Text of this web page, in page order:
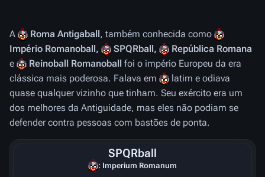
A Roma Antigaball, também conhecida como
Império Romanoball,
SPQRball,
República Romana
e
Reinoball Romanoball foi o império Europeu da era
clássica mais poderosa. Falava em
latim e odiava
quase qualquer vizinho que tinham. Seu exército era um
dos melhores da Antiguidade, mas eles não podiam se
defender contra pessoas com bastões de ponta.
SPQRball
: Imperium Romanum